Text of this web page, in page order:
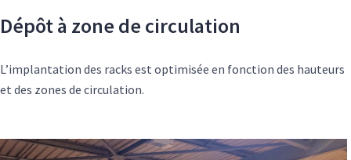
Dépôt à zone de circulation
L’implantation des racks est optimisée en fonction des hauteurs
et des zones de circulation.